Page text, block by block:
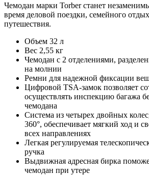
Чемодан марки Torber станет
время деловой поездки, семейного
путешествия.
Объем 32 л
Вес 2,55 кг
Чемодан c 2 отделениями,
на молнии
Ремни для надежной фиксации
Цифровой TSA-замок позволяет
осуществлять инспекцию багажа
чемодана
Система из четырех двойных
360°, обеспечивает мягкий ход и
всех направлениях
Легкая регулируемая
ручка
Выдвижная адресная бирка
чемодан при утере